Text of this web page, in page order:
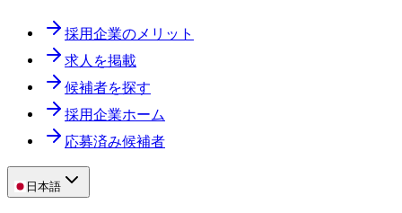
採用企業のメリット
求人を掲載
候補者を探す
採用企業ホーム
応募済み候補者
日本語